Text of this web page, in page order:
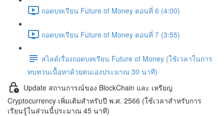
ถอดบทเรียน Future of Money ตอนที่ 6 (4:00)
ถอดบทเรียน Future of Money ตอนที่ 7 (3:55)
สไลด์เรื่องถอดบทเรียน Future of Money (ใช้เวลาในการ
ทบทวนเนื้อหาด้วยตนเองประมาณ 30 นาที)
Update สถานการณ์ของ BlockChain และ เหรียญ
Cryptocurrency เพิ่มเติมสำหรับปี พ.ศ. 2566 (ใช้เวลาสำหรับการ
เรียนรู้ในส่วนนี้ประมาณ 45 นาที)